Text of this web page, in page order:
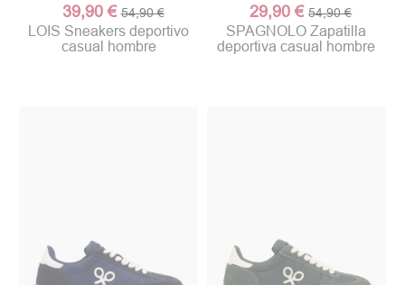
39,90 € 54,90 €
LOIS Sneakers deportivo
casual hombre
29,90 € 54,90 €
SPAGNOLO Zapatilla
deportiva casual hombre